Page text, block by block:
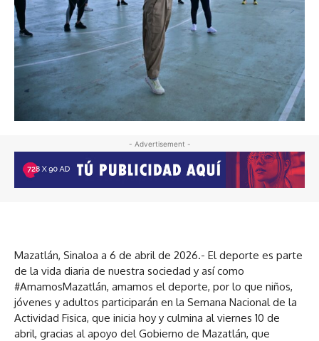
- Advertisement -
Mazatlán, Sinaloa a 6 de abril de 2026.- El deporte es parte
de la vida diaria de nuestra sociedad y así como
#AmamosMazatlán, amamos el deporte, por lo que niños,
jóvenes y adultos participarán en la Semana Nacional de la
Actividad Fisica, que inicia hoy y culmina al viernes 10 de
abril, gracias al apoyo del Gobierno de Mazatlán, que